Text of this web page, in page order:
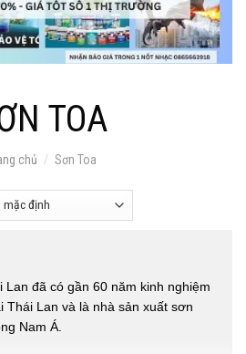
TOA
chủ / Sơn Toa
Lan đã có gần 60 năm kinh nghiệm
Thái Lan và là nhà sản xuất sơn
Nam Á.